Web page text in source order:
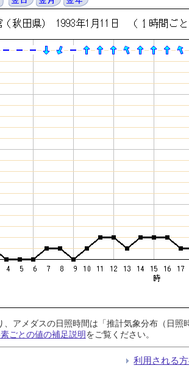
、アメダスの日照時間は「推計気象分布（日
ごとの値の補足説明をご覧ください。
利用される